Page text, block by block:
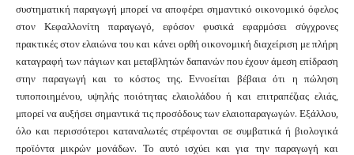
συστηματική παραγωγή μπορεί να αποφέρει σημαντικό οικονομικό όφελος
στον Κεφαλλονίτη παραγωγό, εφόσον φυσικά εφαρμόσει σύγχρονες
πρακτικές στον ελαιώνα του και κάνει ορθή οικονομική διαχείριση με πλήρη
καταγραφή των πάγιων και μεταβλητών δαπανών που έχουν άμεση επίδραση
στην παραγωγή και το κόστος της. Εννοείται βέβαια ότι η πώληση
τυποποιημένου, υψηλής ποιότητας ελαιολάδου ή και επιτραπέζιας ελιάς,
μπορεί να αυξήσει σημαντικά τις προσόδους των ελαιοπαραγωγών. Εξάλλου,
όλο και περισσότεροι καταναλωτές στρέφονται σε συμβατικά ή βιολογικά
προϊόντα μικρών μονάδων. Το αυτό ισχύει και για την παραγωγή και